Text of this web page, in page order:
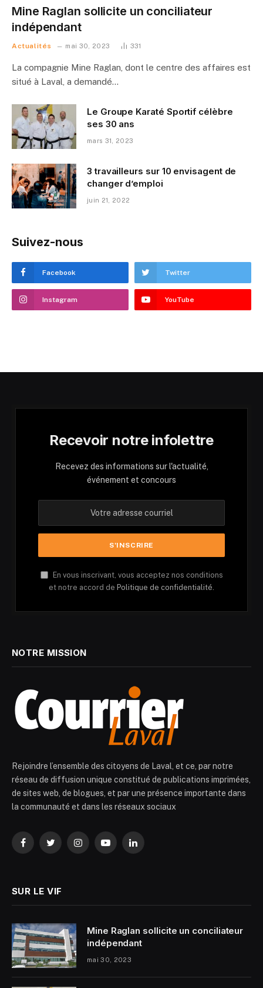
Mine Raglan sollicite un conciliateur
indépendant
Actualités mai 30, 2023 331
La compagnie Mine Raglan, dont le centre des affaires est
situé à Laval, a demandé…
Le Groupe Karaté Sportif célèbre
ses 30 ans
mars 31, 2023
3 travailleurs sur 10 envisagent de
changer d’emploi
juin 21, 2022
Suivez-nous
Facebook Twitter
Instagram YouTube
Recevoir notre infolettre
Recevez des informations sur l'actualité,
événement et concours
En vous inscrivant, vous acceptez nos conditions
et notre accord de Politique de confidentialité.
NOTRE MISSION
Rejoindre l’ensemble des citoyens de Laval, et ce, par notre
réseau de diffusion unique constitué de publications imprimées,
de sites web, de blogues, et par une présence importante dans
la communauté et dans les réseaux sociaux
FacebookTwitterInstagramYouTubeLinkedIn
SUR LE VIF
Mine Raglan sollicite un conciliateur
indépendant
mai 30, 2023